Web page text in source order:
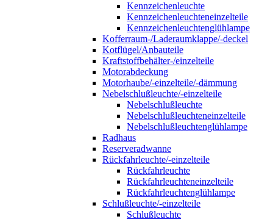
Kennzeichenleuchte
Kennzeichenleuchteneinzelteile
Kennzeichenleuchtenglühlampe
Kofferraum-/Laderaumklappe/-deckel
Kotflügel/Anbauteile
Kraftstoffbehälter-/einzelteile
Motorabdeckung
Motorhaube/-einzelteile/-dämmung
Nebelschlußleuchte/-einzelteile
Nebelschlußleuchte
Nebelschlußleuchteneinzelteile
Nebelschlußleuchtenglühlampe
Radhaus
Reserveradwanne
Rückfahrleuchte/-einzelteile
Rückfahrleuchte
Rückfahrleuchteneinzelteile
Rückfahrleuchtenglühlampe
Schlußleuchte/-einzelteile
Schlußleuchte